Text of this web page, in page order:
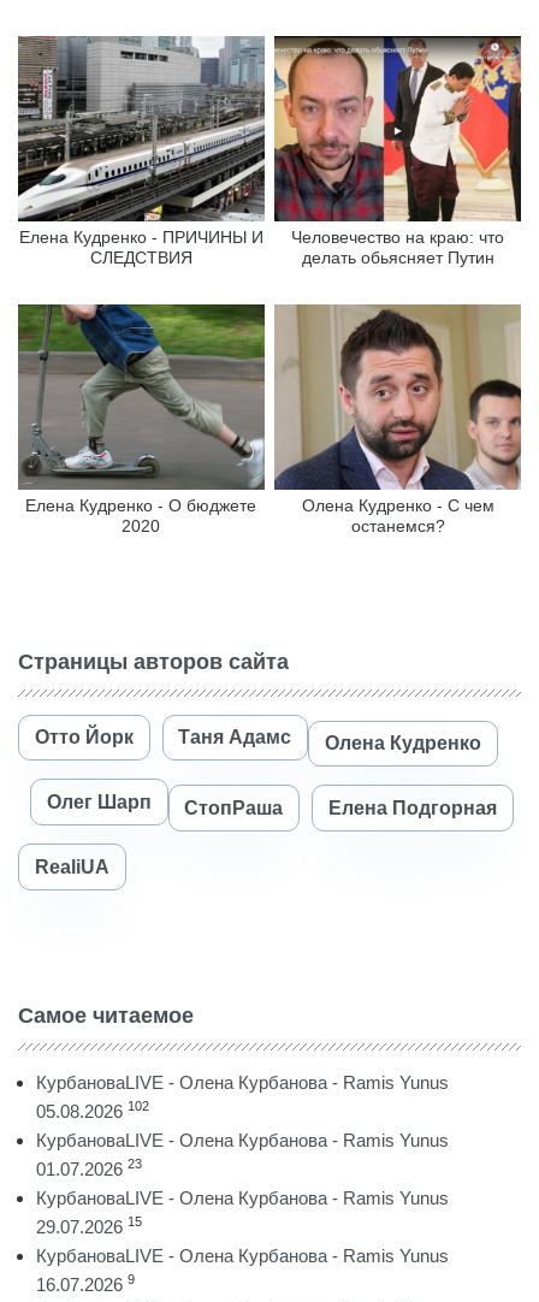
Елена Кудренко - ПРИЧИНЫ И
СЛЕДСТВИЯ
Человечество на краю: что
делать обьясняет Путин
Елена Кудренко - О бюджете
2020
Олена Кудренко - С чем
останемся?
Страницы авторов сайта
Отто Йорк Таня Адамс Олена Кудренко
Олег Шарп СтопРаша Елена Подгорная
RealiUA
Самое читаемое
КурбановаLIVE - Олена Курбанова - Ramis Yunus
05.08.2026 102
КурбановаLIVE - Олена Курбанова - Ramis Yunus
01.07.2026 23
КурбановаLIVE - Олена Курбанова - Ramis Yunus
29.07.2026 15
КурбановаLIVE - Олена Курбанова - Ramis Yunus
16.07.2026 9